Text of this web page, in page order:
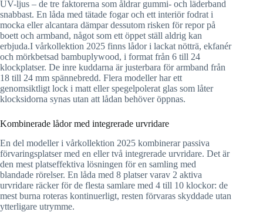
UV-ljus – de tre faktorerna som åldrar gummi- och läderband
snabbast. En låda med tätade fogar och ett interiör fodrat i
mocka eller alcantara dämpar dessutom risken för repor på
boett och armband, något som ett öppet ställ aldrig kan
erbjuda.I vårkollektion 2025 finns lådor i lackat nötträ, ekfanér
och mörkbetsad bambuplywood, i format från 6 till 24
klockplatser. De inre kuddarna är justerbara för armband från
18 till 24 mm spännebredd. Flera modeller har ett
genomsiktligt lock i matt eller spegelpolerat glas som låter
klocksidorna synas utan att lådan behöver öppnas.
Kombinerade lådor med integrerade urvridare
En del modeller i vårkollektion 2025 kombinerar passiva
förvaringsplatser med en eller två integrerade urvridare. Det är
den mest platseffektiva lösningen för en samling med
blandade rörelser. En låda med 8 platser varav 2 aktiva
urvridare räcker för de flesta samlare med 4 till 10 klockor: de
mest burna roteras kontinuerligt, resten förvaras skyddade utan
ytterligare utrymme.